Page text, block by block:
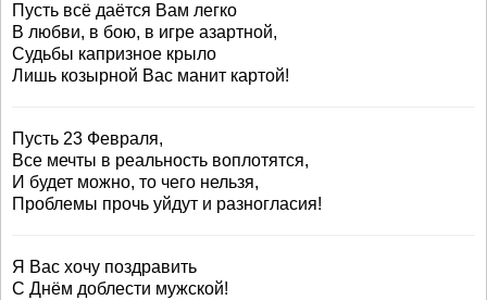
Пусть всё даётся Вам легко
В любви, в бою, в игре азартной,
Судьбы капризное крыло
Лишь козырной Вас манит картой!
Пусть 23 Февраля,
Все мечты в реальность воплотятся,
И будет можно, то чего нельзя,
Проблемы прочь уйдут и разногласия!
Я Вас хочу поздравить
С Днём доблести мужской!